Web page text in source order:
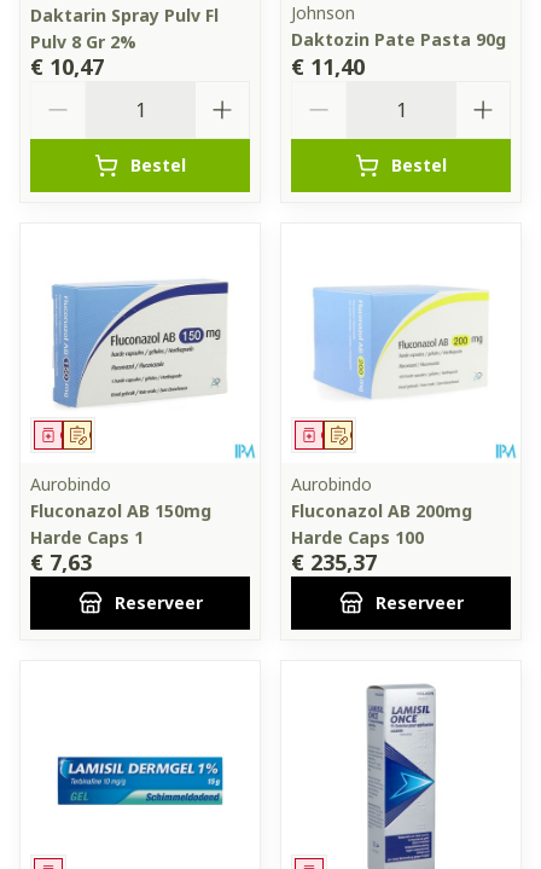
Daktarin Spray Pulv Fl
Pulv 8 Gr 2%
€ 10,47
Bestel
Johnson
Daktozin Pate Pasta 90g
€ 11,40
Bestel
Op voorschrift
Geneesmiddel
Aurobindo
Fluconazol AB 150mg
Harde Caps 1
€ 7,63
Reserveer
Op voorschrift
Geneesmiddel
Aurobindo
Fluconazol AB 200mg
Harde Caps 100
€ 235,37
Reserveer